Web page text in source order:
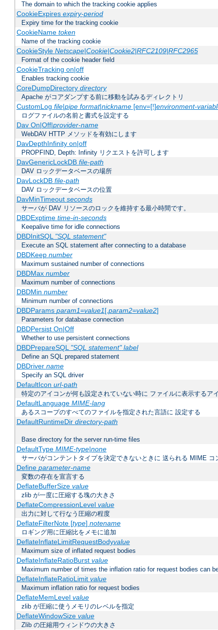
The domain to which the tracking cookie applies
CookieExpires expiry-period
Expiry time for the tracking cookie
CookieName token
Name of the tracking cookie
CookieStyle Netscape|Cookie|Cookie2|RFC2109|RFC2965
Format of the cookie header field
CookieTracking on|off
Enables tracking cookie
CoreDumpDirectory directory
Apache がコアダンプする前に移動を試みるディレクトリ
CustomLog file|pipe format|nickname[env=[!]environment-
ログファイルの名前と書式を設定する
Dav On|Off|provider-name
WebDAV HTTP メソッドを有効にします
DavDepthInfinity on|off
PROPFIND, Depth: Infinity リクエストを許可します
DavGenericLockDB file-path
DAV ロックデータベースの場所
DavLockDB file-path
DAV ロックデータベースの位置
DavMinTimeout seconds
サーバが DAV リソースのロックを維持する最小時間です。
DBDExptime time-in-seconds
Keepalive time for idle connections
DBDInitSQL "SQL statement"
Execute an SQL statement after connecting to a database
DBDKeep number
Maximum sustained number of connections
DBDMax number
Maximum number of connections
DBDMin number
Minimum number of connections
DBDParams param1=value1[,param2=value2]
Parameters for database connection
DBDPersist On|Off
Whether to use persistent connections
DBDPrepareSQL "SQL statement" label
Define an SQL prepared statement
DBDriver name
Specify an SQL driver
DefaultIcon url-path
特定のアイコンが何も設定されていない時に ファイルに表示するア
DefaultLanguage MIME-lang
あるスコープのすべてのファイルを指定された言語に 設定する
DefaultRuntimeDir directory-path
Base directory for the server run-time files
DefaultType MIME-type|none
サーバがコンテントタイプを決定できないときに 送られる MIME コ
Define parameter-name
変数の存在を宣言する
DeflateBufferSize value
zlib が一度に圧縮する塊の大きさ
DeflateCompressionLevel value
出力に対して行なう圧縮の程度
DeflateFilterNote [type] notename
ロギング用に圧縮比をメモに追加
DeflateInflateLimitRequestBodyvalue
Maximum size of inflated request bodies
DeflateInflateRatioBurst value
Maximum number of times the inflation ratio for request bodies can
DeflateInflateRatioLimit value
Maximum inflation ratio for request bodies
DeflateMemLevel value
zlib が圧縮に使うメモリのレベルを指定
DeflateWindowSize value
Zlib の圧縮用ウィンドウの大きさ